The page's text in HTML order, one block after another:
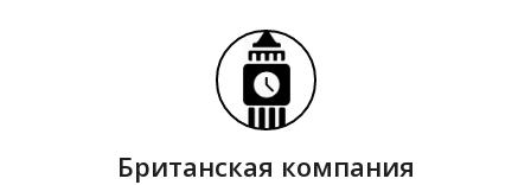
Британская компания